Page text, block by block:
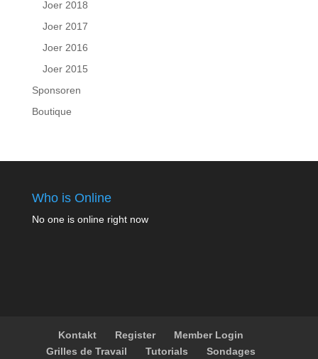
Joer 2018
Joer 2017
Joer 2016
Joer 2015
Sponsoren
Boutique
Who is Online
No one is online right now
Kontakt Register
Member Login
Grilles de Travail
Tutorials Sondages